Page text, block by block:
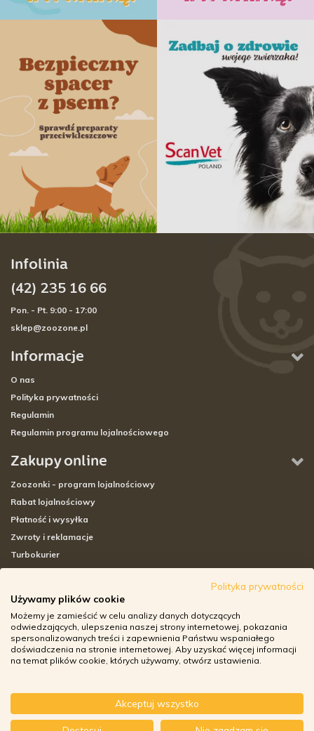
© ZOOZONE.PL 2018
Informacje
O nas
Polityka prywatności
Regulamin
Regulamin programu lojalnościowego
Zakupy online
Zoozonki - program lojalnościowy
Rabat lojalnościowy
Płatność i wysyłka
Zwroty i reklamacje
Turbokurier
Adresy sklepów stacjonarnych
Godziny otwarcia sklepów
Aplikacja zoozone.pl
Zwroty i reklamacje
Infolinia
(42) 235 16 66
Pon. - Pt. 9:00 - 17:00
sklep@zoozone.pl
Polityka prywatności
Używamy plików cookie
Możemy je zamieścić w celu analizy danych dotyczących
odwiedzających, ulepszenia naszej strony internetowej, pokazania
spersonalizowanych treści i zapewnienia Państwu wspaniałego
doświadczenia na stronie internetowej. Aby uzyskać więcej informacji
na temat plików cookie, których używamy, otwórz ustawienia.
Akceptuj wszystko